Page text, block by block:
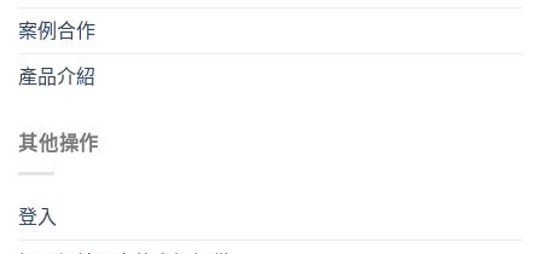
案例合作
產品介紹
其他操作
登入